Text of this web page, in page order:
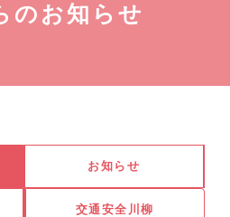
のお知らせ
お知らせ
交通安全川柳